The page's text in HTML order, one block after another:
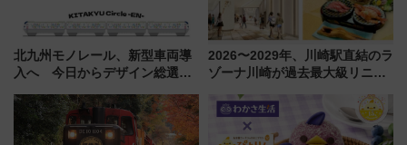
北九州モノレール、新型車両導
入へ 今日からデザイン総選挙
2026〜2029年、川崎駅直結のラ
ゾーナ川崎が過去最大級リニュ
「いつから何が変わるか」徹底
解説！